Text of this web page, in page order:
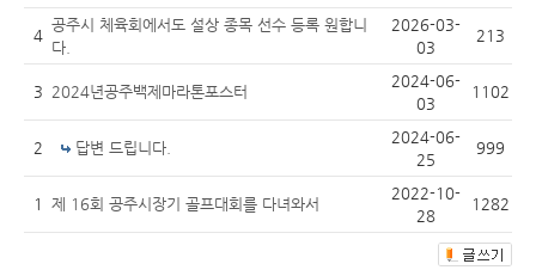
4
공주시 체육회에서도 설상 종목 선수 등록 원합니
다.
2026-03-
03
213
3 2024년공주백제마라톤포스터
2024-06-
03
1102
2 답변 드립니다.
2024-06-
25
999
1 제 16회 공주시장기 골프대회를 다녀와서
2022-10-
28
1282